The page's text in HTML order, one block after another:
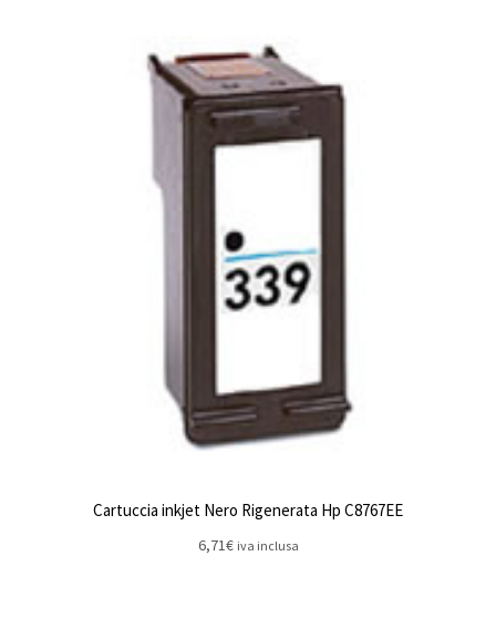
Cartuccia inkjet Nero Rigenerata Hp C8767EE
6,71€ iva inclusa